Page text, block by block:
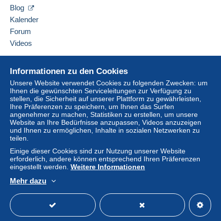
"Meine Käufe: Zu zahlen
Zahlungsmethoden.
Eine Zahlung, die nicht über
integrierte Zahlungssystem erfolgt
Käufers nach sich ziehen.
Sollten die Verkaufsbedingungen des Verkäufers
Klauseln enthalten, die sich auf die Zahlung
beziehen, sind diese Klauseln als nichtig zu
betrachten. Es gelten ausschließlich die
Zahlungsbedingungen der Delcampe-Website, wie
Käufe müssen, nachdem der Verkäufer die
Endabrechnung geschickt hat, innerhalb von
Tagen
Garantie:
Widerrufsrecht
Rücksendekosten gehen zu
Lasten des Käufers.
6 BIS RUE DE CHATEAUDUN
75009
Diesen Verkäufer zu meiner schwarzen Liste
Informationen zu den Cookies
Unsere Website verwendet Cookies zu folgenden Zwecken: um
Ihnen die gewünschten Serviceleitungen zur Verfügung zu
stellen, die Sicherheit auf unserer Plattform zu gewährleisten,
Ihre Präferenzen zu speichern, um Ihnen das Surfen
angenehmer zu machen, Statistiken zu erstellen, um unsere
Website an Ihre Bedürfnisse anzupassen, Videos anzuzeigen
und Ihnen zu ermöglichen, Inhalte in sozialen Netzwerken zu
teilen.
Einige dieser Cookies sind zur Nutzung unserer Website
erforderlich, andere können entsprechend Ihren Präferenzen
eingestellt werden. Weitere Informationen
Mehr dazu
Blog
Kalender
Forum
Videos
Online-Hilfe
Auf Delcampe kaufen
Auf Delcampe verkaufen
Eine sichere Website